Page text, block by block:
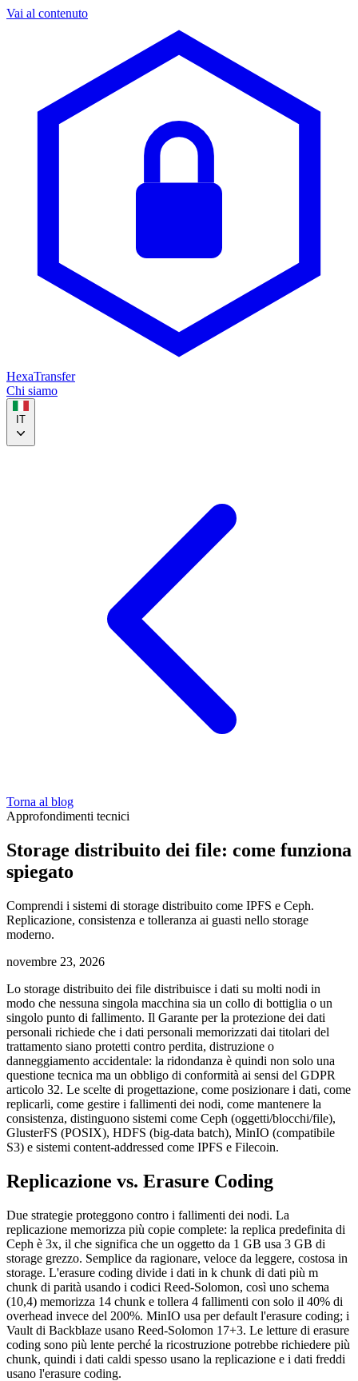
Vai al contenuto
HexaTransfer
Chi siamo
IT
Torna al blog
Approfondimenti tecnici
Storage distribuito dei file: come funziona
spiegato
Comprendi i sistemi di storage distribuito come IPFS e Ceph.
Replicazione, consistenza e tolleranza ai guasti nello storage
moderno.
novembre 23, 2026
Lo storage distribuito dei file distribuisce i dati su molti nodi in
modo che nessuna singola macchina sia un collo di bottiglia o un
singolo punto di fallimento. Il Garante per la protezione dei dati
personali richiede che i dati personali memorizzati dai titolari del
trattamento siano protetti contro perdita, distruzione o
danneggiamento accidentale: la ridondanza è quindi non solo una
questione tecnica ma un obbligo di conformità ai sensi del GDPR
articolo 32. Le scelte di progettazione, come posizionare i dati, come
replicarli, come gestire i fallimenti dei nodi, come mantenere la
consistenza, distinguono sistemi come Ceph (oggetti/blocchi/file),
GlusterFS (POSIX), HDFS (big-data batch), MinIO (compatibile
S3) e sistemi content-addressed come IPFS e Filecoin.
Replicazione vs. Erasure Coding
Due strategie proteggono contro i fallimenti dei nodi. La
replicazione memorizza più copie complete: la replica predefinita di
Ceph è 3x, il che significa che un oggetto da 1 GB usa 3 GB di
storage grezzo. Semplice da ragionare, veloce da leggere, costosa in
storage. L'erasure coding divide i dati in k chunk di dati più m
chunk di parità usando i codici Reed-Solomon, così uno schema
(10,4) memorizza 14 chunk e tollera 4 fallimenti con solo il 40% di
overhead invece del 200%. MinIO usa per default l'erasure coding; i
Vault di Backblaze usano Reed-Solomon 17+3. Le letture di erasure
coding sono più lente perché la ricostruzione potrebbe richiedere più
chunk, quindi i dati caldi spesso usano la replicazione e i dati freddi
usano l'erasure coding.